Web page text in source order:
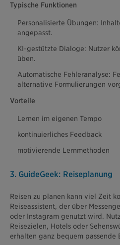
Typische Funktionen
Personalisierte Übungen:
angepasst.
KI-gestützte Dialoge: Nutzer
üben.
Automatische Fehleranalyse:
alternative Formulierungen
Vorteile
Lernen im eigenen Tempo
kontinuierliches Feedback
motivierende Lernmethoden
3. GuideGeek: Reiseplanung
Reisen zu planen kann viel Zeit
Reiseassistent, der über
oder Instagram genutzt wird.
Reisezielen, Hotels oder
erhalten ganz bequem passende